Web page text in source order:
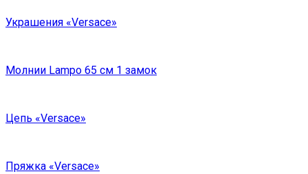
Украшения «Versace»
Молнии Lampo 65 см 1 замок
Цепь «Versace»
Пряжка «Versace»